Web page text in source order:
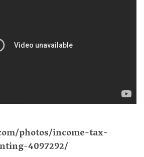
photos/income-tax-
4097292/